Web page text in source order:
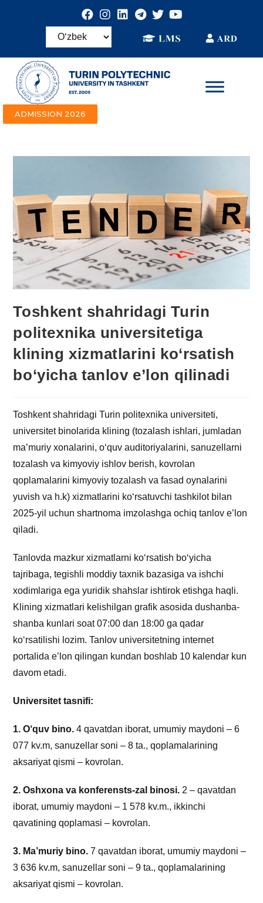
ADMISSION 2026
Toshkent shahridagi Turin
politexnika universitetiga
klining xizmatlarini ko‘rsatish
bo‘yicha tanlov e’lon qilinadi
Toshkent shahridagi Turin politexnika universiteti,
universitet binolarida klining (tozalash ishlari, jumladan
ma’muriy xonalarini, o‘quv auditoriyalarini, sanuzellarni
tozalash va kimyoviy ishlov berish, kovrolan
qoplamalarini kimyoviy tozalash va fasad oynalarini
yuvish va h.k) xizmatlarini ko‘rsatuvchi tashkilot bilan
2025-yil uchun shartnoma imzolashga ochiq tanlov e’lon
qiladi.
Tanlovda mazkur xizmatlarni ko‘rsatish bo‘yicha
tajribaga, tegishli moddiy taxnik bazasiga va ishchi
xodimlariga ega yuridik shahslar ishtirok etishga haqli.
Klining xizmatlari kelishilgan grafik asosida dushanba-
shanba kunlari soat 07:00 dan 18:00 ga qadar
ko‘rsatilishi lozim. Tanlov universitetning internet
portalida e’lon qilingan kundan boshlab 10 kalendar kun
davom etadi.
Universitet tasnifi:
1. O‘quv bino. 4 qavatdan iborat, umumiy maydoni – 6
077 kv.m, sanuzellar soni – 8 ta., qoplamalarining
aksariyat qismi – kovrolan.
2. Oshxona va konferensts-zal binosi. 2 – qavatdan
iborat, umumiy maydoni – 1 578 kv.m., ikkinchi
qavatining qoplamasi – kovrolan.
3. Ma’muriy bino. 7 qavatdan iborat, umumiy maydoni –
3 636 kv.m, sanuzellar soni – 9 ta., qoplamalarining
aksariyat qismi – kovrolan.